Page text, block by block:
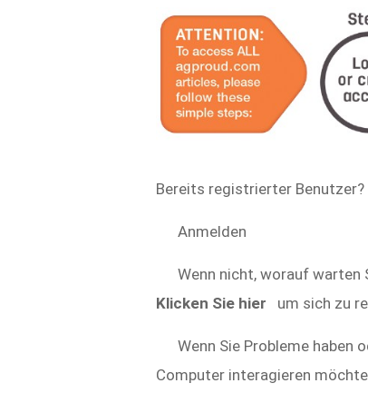
Bereits registrierter Benutzer?
Anmelden
Wenn nicht, worauf warten
Klicken Sie hier
um sich zu
Wenn Sie Probleme haben
Computer interagieren